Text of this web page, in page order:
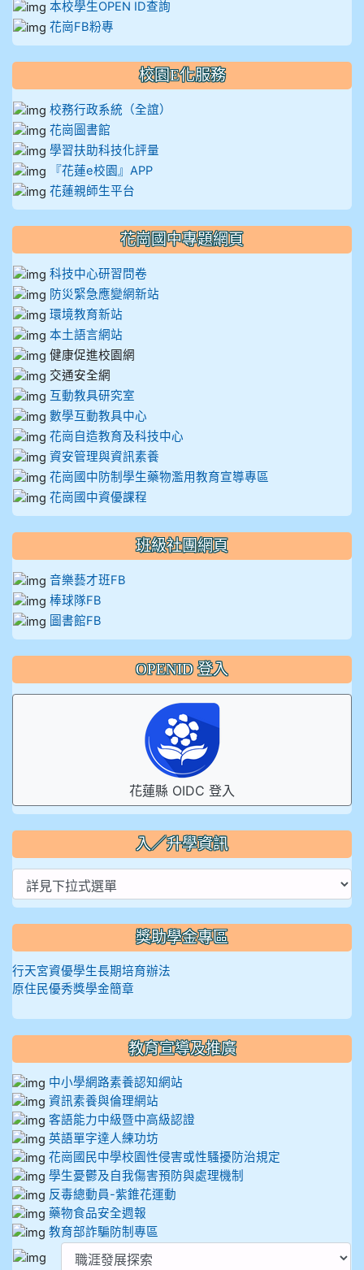
本校學生OPEN ID查詢
花崗FB粉專
校園E化服務
校務行政系統（全誼）
花崗圖書館
學習扶助科技化評量
『花蓮e校園』APP
花蓮親師生平台
花崗國中專題網頁
科技中心研習問卷
防災緊急應變網新站
環境教育新站
本土語言網站
健康促進校園網
交通安全網
互動教具研究室
數學互動教具中心
花崗自造教育及科技中心
資安管理與資訊素養
花崗國中防制學生藥物濫用教育宣導專區
花崗國中資優課程
班級社團網頁
音樂藝才班FB
棒球隊FB
圖書館FB
OPENID 登入
花蓮縣 OIDC 登入
入／升學資訊
獎助學金專區
行天宮資優學生長期培育辦法
原住民優秀獎學金簡章
教育宣導及推廣
中小學網路素養認知網站
資訊素養與倫理網站
客語能力中級暨中高級認證
英語單字達人練功坊
花崗國民中學校園性侵害或性騷擾防治規定
學生憂鬱及自我傷害預防與處理機制
反毒總動員-紫錐花運動
藥物食品安全週報
教育部詐騙防制專區